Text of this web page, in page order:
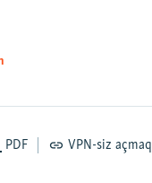
PDF VPN-siz açmaq